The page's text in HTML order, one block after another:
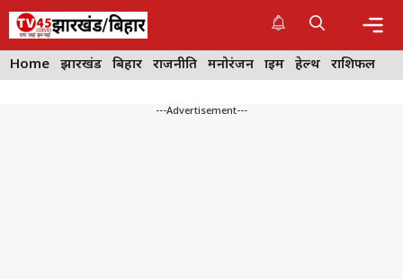
Skip
content
Home झारखंड बिहार राजनीति मनोरंजन क्राइम हेल्थ राशिफल
---Advertisement---